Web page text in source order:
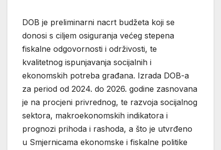
DOB je preliminarni nacrt budžeta koji se
donosi s ciljem osiguranja većeg stepena
fiskalne odgovornosti i održivosti, te
kvalitetnog ispunjavanja socijalnih i
ekonomskih potreba građana. Izrada DOB-a
za period od 2024. do 2026. godine zasnovana
je na procjeni privrednog, te razvoja socijalnog
sektora, makroekonomskih indikatora i
prognozi prihoda i rashoda, a što je utvrđeno
u Smjernicama ekonomske i fiskalne politike